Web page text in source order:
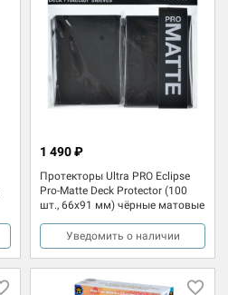
Протекторы Ultra PRO Eclipse
Pro-Matte Deck Protector (100
шт., 66x91 мм) чёрные матовые
1 490 ₽
Уведомить о наличии